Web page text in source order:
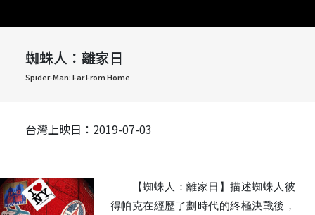
蜘蛛人：離家日
Spider-Man: Far From Home
台灣上映日：2019-07-03
【蜘蛛人：離家日】描述蜘蛛人彼
得帕克在經歷了劃時代的終極決戰後，